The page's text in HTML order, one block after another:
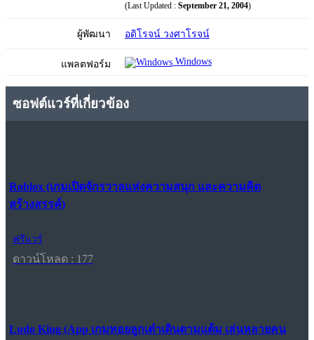
(Last Updated : September 21, 2004)
ผู้พัฒนา อดิโรจน์ วงศาโรจน์
แพลตฟอร์ม Windows
ซอฟต์แวร์ที่เกี่ยวข้อง
Roblox (เกมเปิดจักรวาลแห่งความสนุก และความคิด
สร้างสรรค์)
ฟรีแวร์
ดาวน์โหลด : 177
Ludo King (App เกมทอยลูกเต๋าเดินตามแต้ม เล่นหลายคน